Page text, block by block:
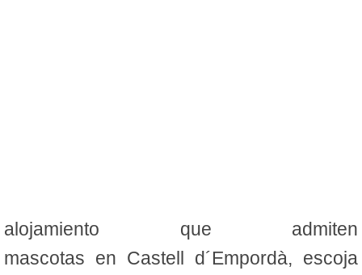
alojamiento que admiten
mascotas en Castell d´Empordà, escoja